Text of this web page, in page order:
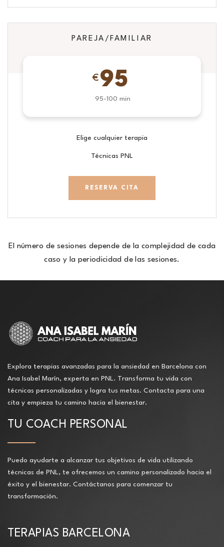
PAREJA/FAMILIAR
€ 95
95-100 min
Elige cualquier terapia
Técnicas PNL
RESERVA CITA
El número de sesiones depende de la complejidad de cada
caso y la periodicidad de las sesiones.
Explora terapias avanzadas para la ansiedad en Barcelona con
Ana Isabel Marín, experta en PNL. Transforma tu vida con
técnicas personalizadas y logra tus metas. Contacta para una
cita y empieza tu camino hacia el bienestar.
TU COACH PERSONAL
Puedo ayudarte a alcanzar tus objetivos de vida utilizando
técnicas de PNL, te ofrecemos un camino personalizado hacia el
éxito y el bienestar. Contáctanos para comenzar tu
transformación.
TERAPIAS BARCELONA